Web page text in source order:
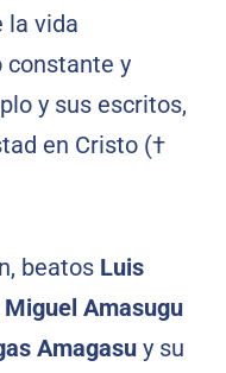
la vida
constante y
y sus escritos,
en Cristo (†
beatos Luis
Miguel Amasugu
Amagasu y su